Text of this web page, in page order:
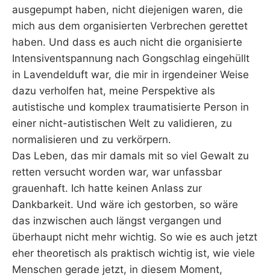
ausgepumpt haben, nicht diejenigen waren, die
mich aus dem organisierten Verbrechen gerettet
haben. Und dass es auch nicht die organisierte
Intensiventspannung nach Gongschlag eingehüllt
in Lavendelduft war, die mir in irgendeiner Weise
dazu verholfen hat, meine Perspektive als
autistische und komplex traumatisierte Person in
einer nicht-autistischen Welt zu validieren, zu
normalisieren und zu verkörpern.
Das Leben, das mir damals mit so viel Gewalt zu
retten versucht worden war, war unfassbar
grauenhaft. Ich hatte keinen Anlass zur
Dankbarkeit. Und wäre ich gestorben, so wäre
das inzwischen auch längst vergangen und
überhaupt nicht mehr wichtig. So wie es auch jetzt
eher theoretisch als praktisch wichtig ist, wie viele
Menschen gerade jetzt, in diesem Moment,